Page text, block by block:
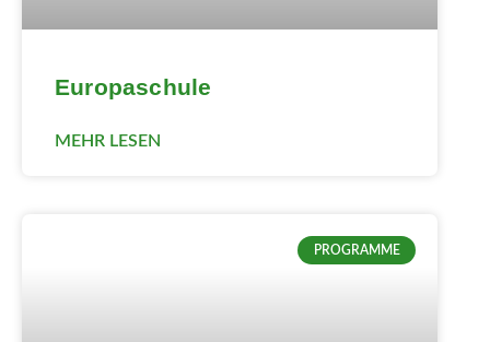
Europaschule
MEHR LESEN
PROGRAMME